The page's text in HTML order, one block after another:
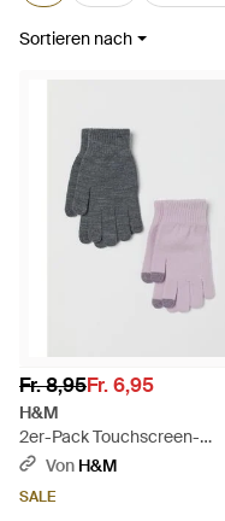
Sortieren nach
Fr. 8,95Fr. 6,95
H&M
2er-Pack Touchscreen-
Handschuh - Mehrfarbig
Von H&M
SALE